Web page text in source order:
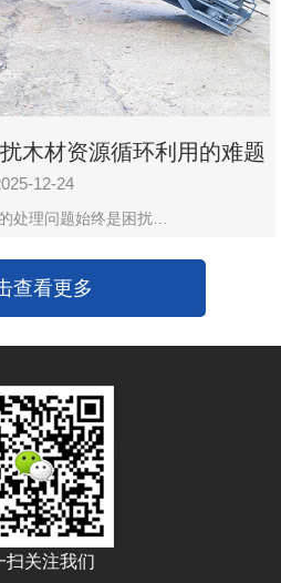
木材资源循环利用的难题
12-24
处理问题始终是困扰…
查看更多
扫关注我们